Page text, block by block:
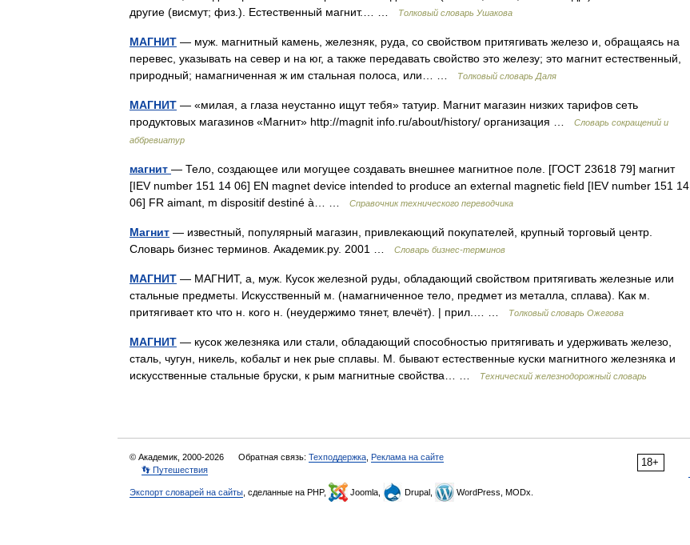
другие (висмут; физ.). Естественный магнит.… …
Толковый словарь Ушакова
МАГНИТ — муж. магнитный камень, железняк, руда, со свойством притягивать железо и, обращаясь на
перевес, указывать на север и на юг, а также передавать свойство это железу; это магнит естественный,
природный; намагниченная ж им стальная полоса, или… …
Толковый словарь Даля
МАГНИТ — «милая, а глаза неустанно ищут тебя» татуир. Магнит магазин низких тарифов сеть
продуктовых магазинов «Магнит» http://magnit info.ru/​about/​history/​ организация …
Словарь сокращений и
аббревиатур
магнит — Тело, создающее или могущее создавать внешнее магнитное поле. [ГОСТ 23618 79] магнит
[IEV number 151 14 06] EN magnet device intended to produce an external magnetic field [IEV number 151 14
06] FR aimant, m dispositif destiné à… …
Справочник технического переводчика
Магнит — известный, популярный магазин, привлекающий покупателей, крупный торговый центр.
Словарь бизнес терминов. Академик.ру. 2001 …
Словарь бизнес-терминов
МАГНИТ — МАГНИТ, а, муж. Кусок железной руды, обладающий свойством притягивать железные или
стальные предметы. Искусственный м. (намагниченное тело, предмет из металла, сплава). Как м.
притягивает кто что н. кого н. (неудержимо тянет, влечёт). | прил.… …
Толковый словарь Ожегова
МАГНИТ — кусок железняка или стали, обладающий способностью притягивать и удерживать железо,
сталь, чугун, никель, кобальт и нек рые сплавы. М. бывают естественные куски магнитного железняка и
искусственные стальные бруски, к рым магнитные свойства… …
Технический железнодорожный словарь
18+
© Академик, 2000-2026 Обратная связь: Техподдержка Реклама на сайте
👣 Путешествия
Экспорт словарей на сайты , сделанные на PHP, Joomla, Drupal, WordPress, MODx.